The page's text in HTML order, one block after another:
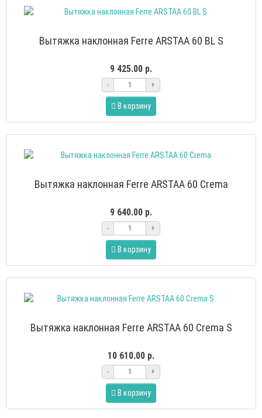
Вытяжка наклонная Ferre ARSTAA 60 BL S
9 425.00 р.
- +
В корзину
Вытяжка наклонная Ferre ARSTAA 60 Crema
9 640.00 р.
- +
В корзину
Вытяжка наклонная Ferre ARSTAA 60 Crema S
10 610.00 р.
- +
В корзину